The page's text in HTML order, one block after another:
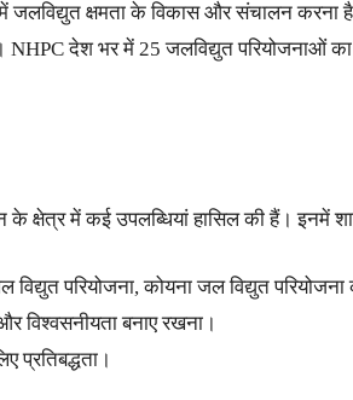
जलविद्युत क्षमता के विकास और संचालन करना
NHPC देश भर में 25 जलविद्युत परियोजनाओं
के क्षेत्र में कई उपलब्धियां हासिल की हैं। इनमें
परियोजना, कोयना जल विद्युत परियोजना
विश्वसनीयता बनाए रखना।
प्रतिबद्धता।